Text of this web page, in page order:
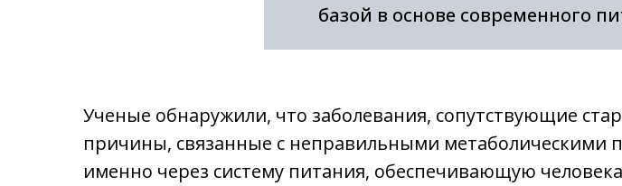
базой в основе современного
Ученые обнаружили, что заболевания, сопутствующие
причины, связанные с неправильными метаболическими
именно через систему питания, обеспечивающую